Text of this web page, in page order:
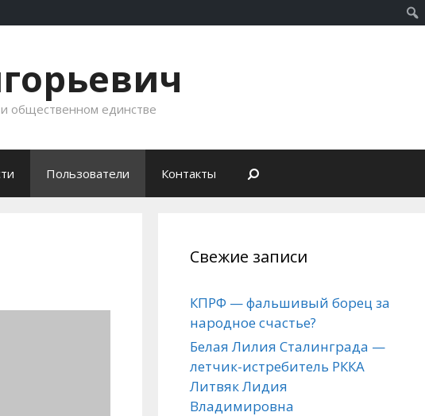
общественном единстве
Пользователи Контакты
Свежие записи
КПРФ — фальшивый борец за
народное счастье?
Белая Лилия Сталинграда —
летчик-истребитель РККА
Литвяк Лидия
Владимировна